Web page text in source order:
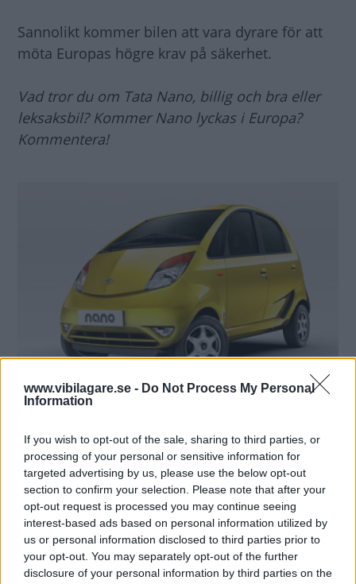
www.vibilagare.se - Do Not Process My Personal
Information
If you wish to opt-out of the sale, sharing to third parties, or
processing of your personal or sensitive information for
targeted advertising by us, please use the below opt-out
section to confirm your selection. Please note that after your
opt-out request is processed you may continue seeing
interest-based ads based on personal information utilized by
us or personal information disclosed to third parties prior to
your opt-out. You may separately opt-out of the further
disclosure of your personal information by third parties on the
Sannolikt kommer bilen att vara dyrare för att
möta Europas högre krav på säkerhet.
Vad tror du om Tata Nano, billig och bra eller
leksaksbil? Kommer Nano lyckas i Europa?
Kommentera!
MISSA INTE KOMMANDE ARTIKLAR OM
NYHETER
Få vårt nyhetsbrev utan kostnad